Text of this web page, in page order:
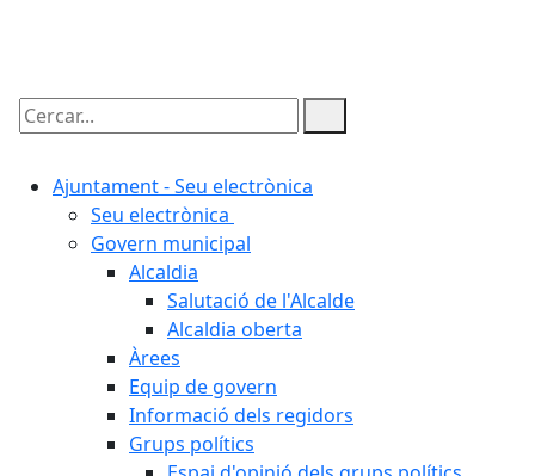
Cercar:
Ajuntament - Seu electrònica
Seu electrònica
Govern municipal
Alcaldia
Salutació de l'Alcalde
Alcaldia oberta
Àrees
Equip de govern
Informació dels regidors
Grups polítics